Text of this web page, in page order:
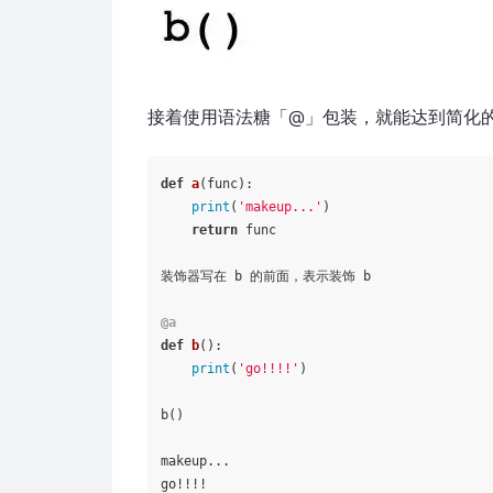
接着使用语法糖「@」包装，就能达到简化
def a( func):
print ( 'makeup...' )
return func
装饰器写在 b 的前面，表示装饰 b
@a
def
b():
print ( 'go!!!!' )
b()
makeup...
go!!!!